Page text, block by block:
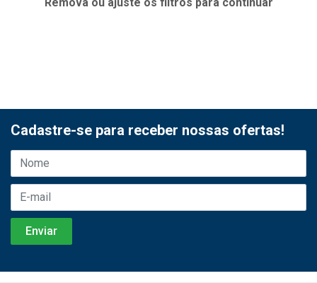
Cadastre-se para receber nossas ofertas!